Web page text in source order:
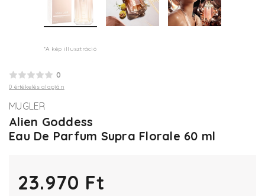
*A kép illusztráció
0
0 értékelés alapján
MUGLER
Alien Goddess
Eau De Parfum Supra Florale 60 ml
23.970 Ft